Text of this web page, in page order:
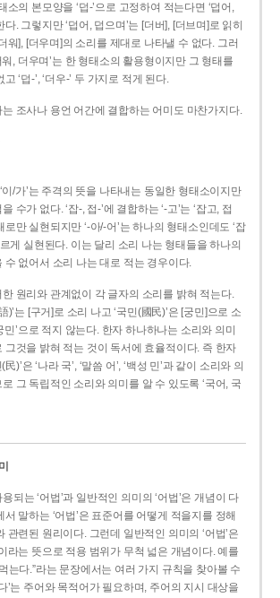
소의 본모양을 ‘덥-­’으로 고정하여 적는다면 ‘덥어,
다. 그렇지만 ‘덥어, 덥으며’는 [더버], [더브며]로 읽히
워], [더우며]의 소리를 제대로 나타낼 수 없다. 그러
워, 더우며’는 한 형태소의 활용형이지만 그 형태를
‘덥-’, ‘더우-’ 두 가지로 적게 된다.
조사나 용언 어간에 결합하는 어미도 마찬가지다.
이/가’는 주격의 뜻을 나타내는 동일한 형태소이지만
수가 없다. ‘잡-, 접-’에 결합하는 ‘-고’는 ‘잡고, 접
로만 실현되지만 ‘-아/-어’는 하나의 형태소인데도 ‘잡
게 실현된다. 이는 달리 소리 나는 형태들을 하나의
수 없어서 소리 나는 대로 적는 경우이다.
원리와 관계없이 각 글자의 소리를 밝혀 적는다.
)’는 [구거]로 소리 나고 ‘국민(國民)’은 [궁민]으로 소
민’으로 적지 않는다. 한자 하나하나는 소리와 의미
그것을 밝혀 적는 것이 독서에 효율적이다. 즉 한자
(民)’은 ‘나라 국’, ‘말씀 어’, ‘백성 민’과 같이 소리와 의
그 독립적인 소리와 의미를 알 수 있도록 ‘국어, 국
되는 ‘어법’과 일반적인 의미의 ‘어법’은 개념이 다
말하는 ‘어법’은 표준어를 어떻게 적을지를 정해
관련된 원리이다. 그런데 일반적인 의미의 ‘어법’은
라는 뜻으로 적용 범위가 무척 넓은 개념이다. 예를
는다.”라는 문장에서는 여러 가지 규칙을 찾아볼 수
’는 주어와 목적어가 필요하며, 주어의 지시 대상을